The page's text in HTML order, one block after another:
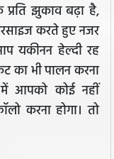
झुकाव बढ़ा है,
करते हुए नजर
यकीनन हेल्दी रह
भी पालन करना
आपको कोई नहीं
करना होगा। तो